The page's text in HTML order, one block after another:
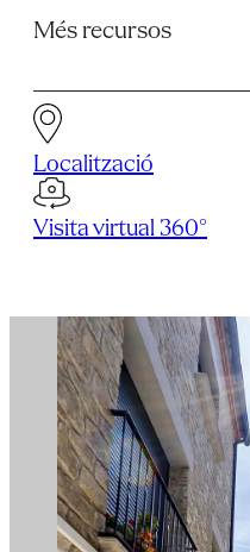
Més recursos
Localització
Visita virtual 360°